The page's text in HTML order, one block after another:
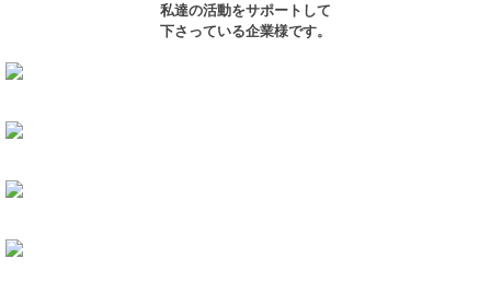
私達の活動をサポートして
下さっている企業様です。